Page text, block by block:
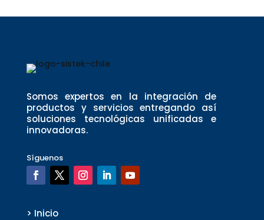
Somos expertos en la integración de
productos y servicios entregando así
soluciones tecnológicas unificadas e
innovadoras.
Síguenos
> Inicio